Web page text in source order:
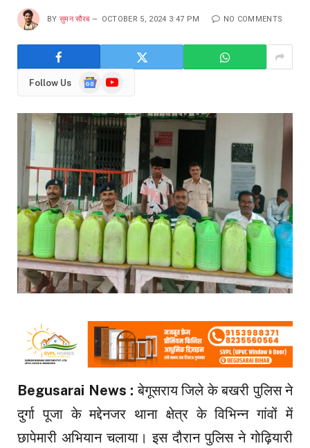
BY सुमन सौरब OCTOBER 5, 2024 3:47 PM NO COMMENTS
Follow Us
GoogleYouTube
Begusarai News : बेगूसराय जिले के बखरी पुलिस ने
दुर्गा पूजा के मद्देनजर थाना क्षेत्र के विभिन्न गांवों में
छापेमारी अभियान चलाया। इस दौरान पुलिस ने गोढ़ियारी